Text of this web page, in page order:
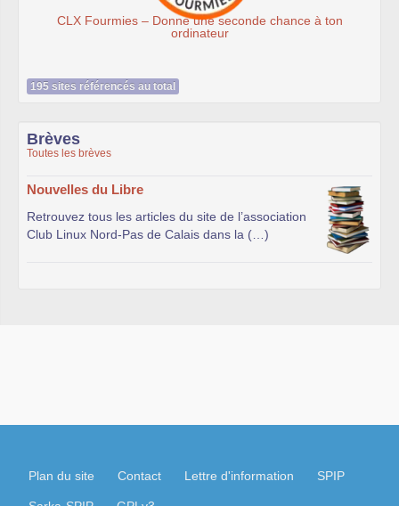
une seconde chance à ton
195 sites référencés au total
Brèves
Toutes les brèves
Nouvelles du Libre
Retrouvez tous les articles du site de l’association
Club Linux Nord-Pas de Calais dans la (…)
Plan du site Contact Lettre d'information SPIP